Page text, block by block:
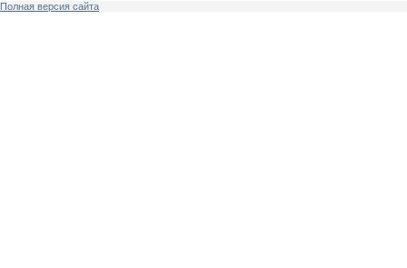
Полная версия сайта